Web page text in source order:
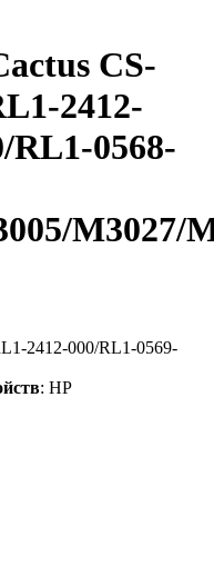
CS-
2412-
RL1-0568-
M3027/
2412-000/RL1-0569-
: HP